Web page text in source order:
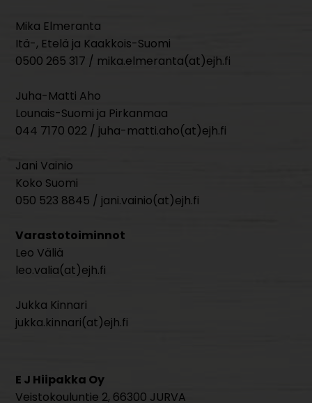
Mika Elmeranta
Itä-, Etelä ja Kaakkois-Suomi
0500 265 317 / mika.elmeranta(at)ejh.fi
Juha-Matti Aho
Lounais-Suomi ja Pirkanmaa
044 7170 022 / juha-matti.aho(at)ejh.fi
Jani Vainio
Koko Suomi
050 523 8845 / jani.vainio(at)ejh.fi
Varastotoiminnot
Leo Väliä
leo.valia(at)ejh.fi
Jukka Kinnari
jukka.kinnari(at)ejh.fi
E J Hiipakka Oy
Veistokouluntie 2, 66300 JURVA